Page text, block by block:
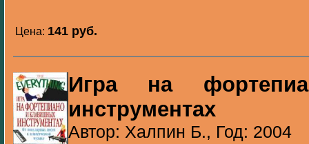
Цена: 141 pуб.
Игра на
инструментах
Автор: Халпин Б., Год: 2004